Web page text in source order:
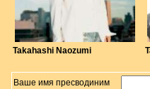
Takahashi Naozumi
Ваше имя пресводиним